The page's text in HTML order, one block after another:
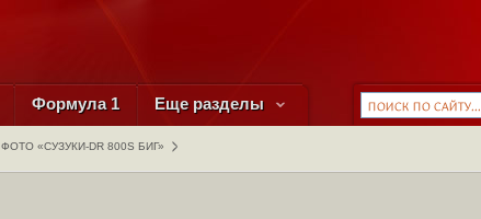
Формула 1 Еще разделы
ФОТО «СУЗУКИ-DR 800S БИГ»